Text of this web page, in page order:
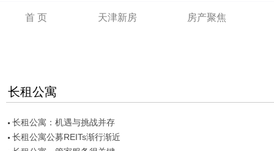
长租公寓
长租公寓：机遇与挑战并存
长租公寓公募REITs渐行渐近